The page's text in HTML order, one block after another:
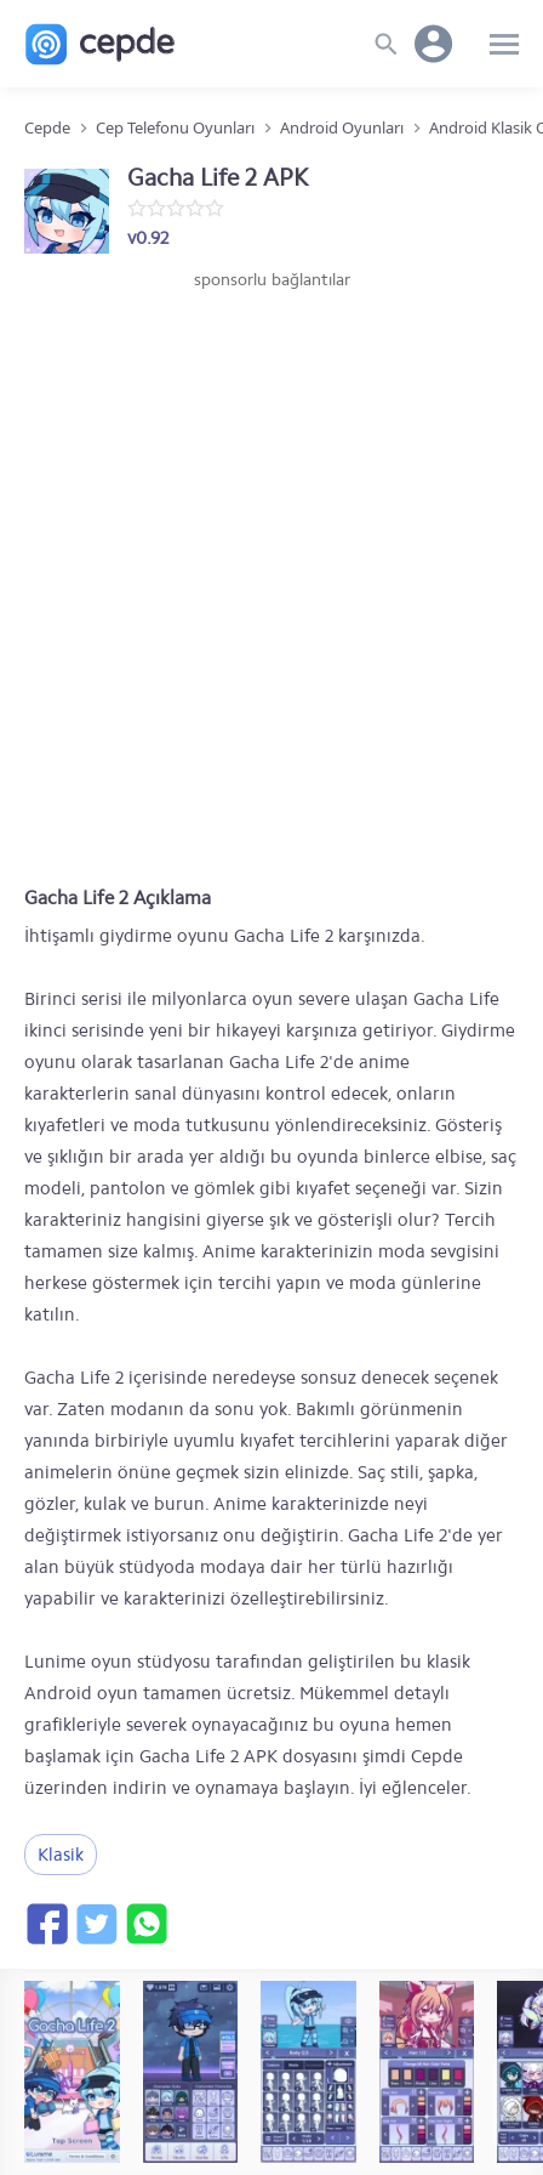
Cepde Cep Telefonu Oyunları Android Oyunları Android Klasik
Gacha Life 2 APK
v0.92
sponsorlu bağlantılar
Gacha Life 2 Açıklama
İhtişamlı giydirme oyunu Gacha Life 2 karşınızda.
Birinci serisi ile milyonlarca oyun severe ulaşan Gacha Life
ikinci serisinde yeni bir hikayeyi karşınıza getiriyor. Giydirme
oyunu olarak tasarlanan Gacha Life 2'de anime
karakterlerin sanal dünyasını kontrol edecek, onların
kıyafetleri ve moda tutkusunu yönlendireceksiniz. Gösteriş
ve şıklığın bir arada yer aldığı bu oyunda binlerce elbise, saç
modeli, pantolon ve gömlek gibi kıyafet seçeneği var. Sizin
karakteriniz hangisini giyerse şık ve gösterişli olur? Tercih
tamamen size kalmış. Anime karakterinizin moda sevgisini
herkese göstermek için tercihi yapın ve moda günlerine
katılın.
Gacha Life 2 içerisinde neredeyse sonsuz denecek seçenek
var. Zaten modanın da sonu yok. Bakımlı görünmenin
yanında birbiriyle uyumlu kıyafet tercihlerini yaparak diğer
animelerin önüne geçmek sizin elinizde. Saç stili, şapka,
gözler, kulak ve burun. Anime karakterinizde neyi
değiştirmek istiyorsanız onu değiştirin. Gacha Life 2'de yer
alan büyük stüdyoda modaya dair her türlü hazırlığı
yapabilir ve karakterinizi özelleştirebilirsiniz.
Lunime oyun stüdyosu tarafından geliştirilen bu klasik
Android oyun tamamen ücretsiz. Mükemmel detaylı
grafikleriyle severek oynayacağınız bu oyuna hemen
başlamak için Gacha Life 2 APK dosyasını şimdi Cepde
üzerinden indirin ve oynamaya başlayın. İyi eğlenceler.
Klasik